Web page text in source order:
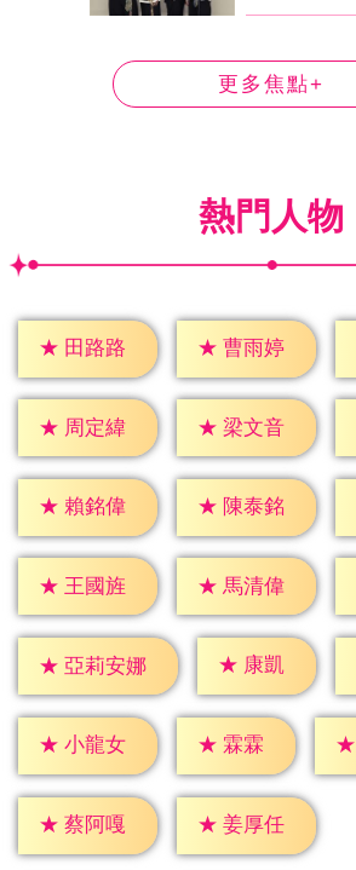
更多焦點+
熱門人物
★ 田路路 ★ 曹雨婷
★ 周定緯 ★ 梁文音
★ 賴銘偉 ★ 陳泰銘
★ 王國旌 ★ 馬清偉
★ 亞莉安娜 ★ 康凱
★ 小龍女 ★ 霖霖 ★
★ 蔡阿嘎 ★ 姜厚任